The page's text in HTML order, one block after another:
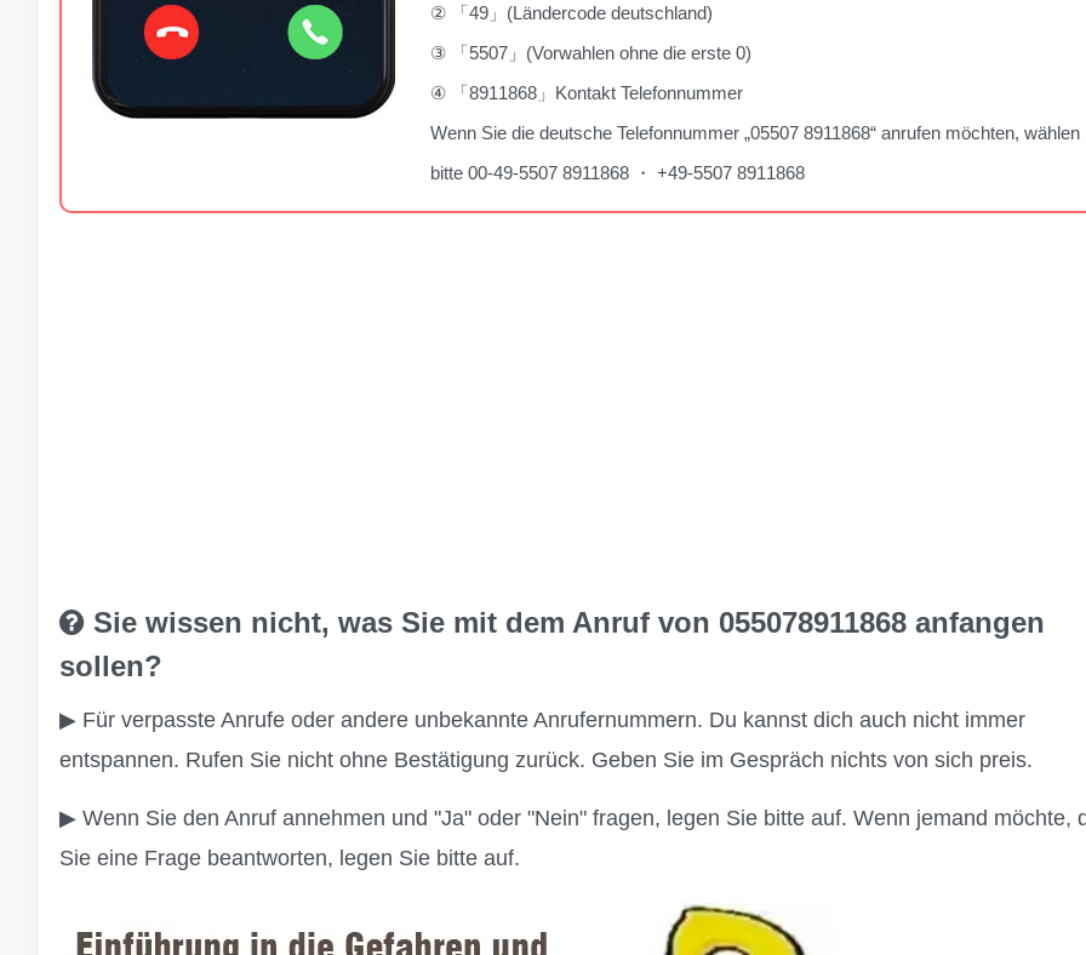
② 「49」(Ländercode deutschland)
③ 「5507」(Vorwahlen ohne die erste 0)
④ 「8911868」Kontakt Telefonnummer
Wenn Sie die deutsche Telefonnummer „05507 8911868“ anrufen möchten, wählen
bitte 00-49-5507 8911868 ・ +49-5507 8911868
Sie wissen nicht, was Sie mit dem Anruf von 055078911868 anfangen
sollen?
▶ Für verpasste Anrufe oder andere unbekannte Anrufernummern. Du kannst dich auch nicht immer
entspannen. Rufen Sie nicht ohne Bestätigung zurück. Geben Sie im Gespräch nichts von sich preis.
▶ Wenn Sie den Anruf annehmen und "Ja" oder "Nein" fragen, legen Sie bitte auf. Wenn jemand möchte,
Sie eine Frage beantworten, legen Sie bitte auf.